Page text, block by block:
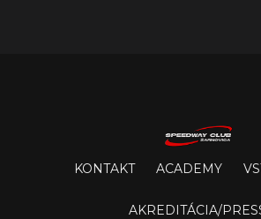
KONTAKT ACADEMY
AKREDITÁCIA/